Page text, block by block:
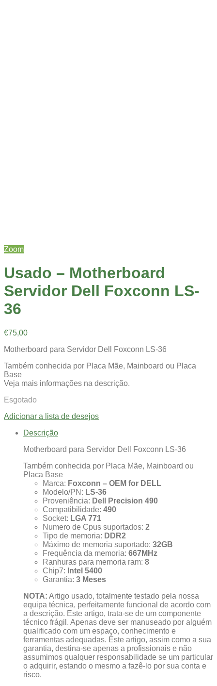
Zoom
Usado – Motherboard
Servidor Dell Foxconn LS-
36
€75,00
Motherboard para Servidor Dell Foxconn LS-36
Também conhecida por Placa Mãe, Mainboard ou Placa
Base
Veja mais informações na descrição.
Esgotado
Adicionar a lista de desejos
Descrição
Motherboard para Servidor Dell Foxconn LS-36
Também conhecida por Placa Mãe, Mainboard ou
Placa Base
Marca: Foxconn – OEM for DELL
Modelo/PN: LS-36
Proveniência: Dell Precision 490
Compatibilidade: 490
Socket: LGA 771
Numero de Cpus suportados: 2
Tipo de memoria: DDR2
Máximo de memoria suportado: 32GB
Frequência da memoria: 667MHz
Ranhuras para memoria ram: 8
Chip7: Intel 5400
Garantia: 3 Meses
NOTA: Artigo usado, totalmente testado pela nossa
equipa técnica, perfeitamente funcional de acordo com
a descrição. Este artigo, trata-se de um componente
técnico frágil. Apenas deve ser manuseado por alguém
qualificado com um espaço, conhecimento e
ferramentas adequadas. Este artigo, assim como a sua
garantia, destina-se apenas a profissionais e não
assumimos qualquer responsabilidade se um particular
o adquirir, estando o mesmo a fazê-lo por sua conta e
risco.